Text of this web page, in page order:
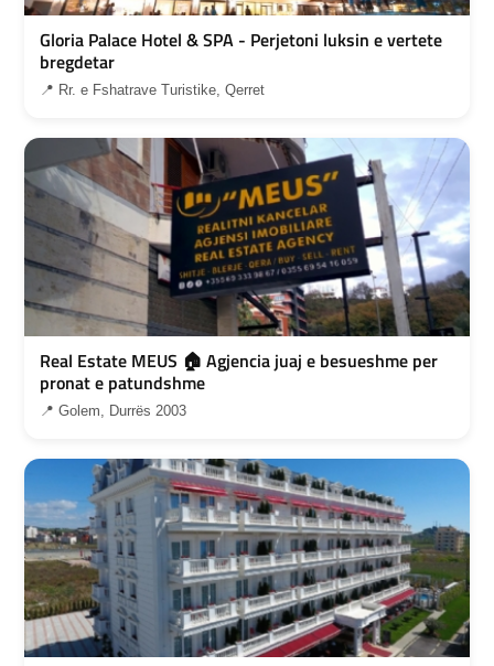
Gloria Palace Hotel & SPA - Perjetoni luksin e vertete
bregdetar
📍 Rr. e Fshatrave Turistike, Qerret
Real Estate MEUS 🏠 Agjencia juaj e besueshme per
pronat e patundshme
📍 Golem, Durrës 2003